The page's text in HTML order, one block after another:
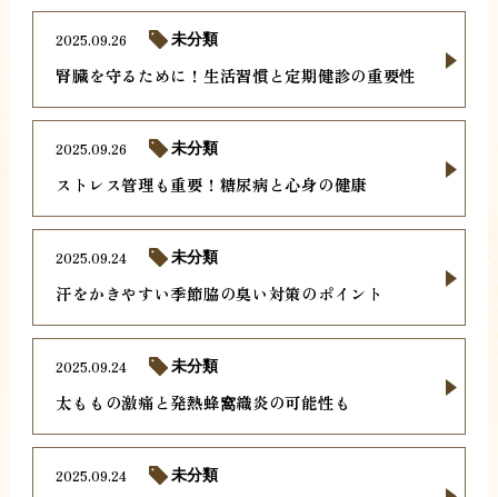
腎臓を守るために！生活習慣と定期健診の重要性
2025.09.26 未分類
ストレス管理も重要！糖尿病と心身の健康
2025.09.26 未分類
汗をかきやすい季節脇の臭い対策のポイント
2025.09.24 未分類
太ももの激痛と発熱蜂窩織炎の可能性も
2025.09.24 未分類
2025.09.24 未分類